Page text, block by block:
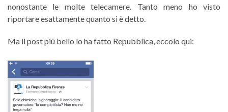
nonostante le molte telecamere. Tanto meno ho visto
riportare esattamente quanto si è detto.
Ma il post più bello lo ha fatto Repubblica, eccolo qui: